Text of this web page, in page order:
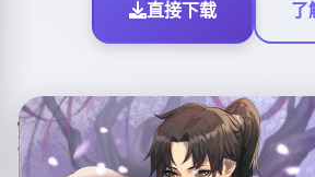
直接下载 了